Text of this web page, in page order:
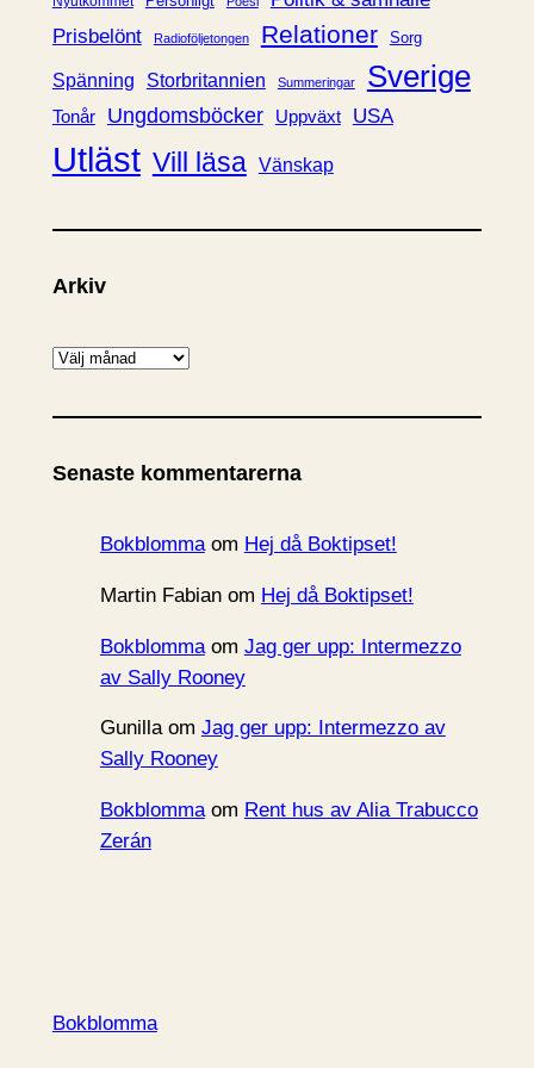
Prisbelönt
Radioföljetongen Relationer Sorg
Spänning Storbritannien Summeringar Sverige
Tonår Ungdomsböcker Uppväxt USA
Utläst Vill läsa Vänskap
Arkiv
A
k
v
Senaste kommentarerna
Bokblommaom Hej då Boktipset!
Martin Fabianom Hej då Boktipset!
Bokblommaom Jag ger upp: Intermezzo
av Sally Rooney
Gunillaom Jag ger upp: Intermezzo av
Sally Rooney
Bokblommaom Rent hus av Alia Trabucco
Zerán
Bokblomma